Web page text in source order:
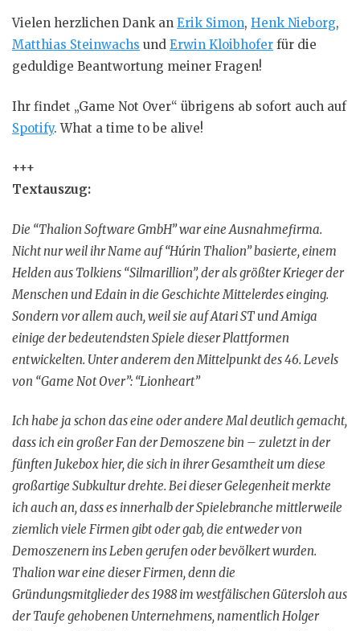
Vielen herzlichen Dank an Erik Simon, Henk Nieborg,
Matthias Steinwachs und Erwin Kloibhofer für die
geduldige Beantwortung meiner Fragen!
Ihr findet „Game Not Over“ übrigens ab sofort auch auf
Spotify. What a time to be alive!
+++
Textauszug:
Die “Thalion Software GmbH” war eine Ausnahmefirma.
Nicht nur weil ihr Name auf “Húrin Thalion” basierte, einem
Helden aus Tolkiens “Silmarillion”, der als größter Krieger der
Menschen und Edain in die Geschichte Mittelerdes einging.
Sondern vor allem auch, weil sie auf Atari ST und Amiga
einige der bedeutendsten Spiele dieser Plattformen
entwickelten. Unter anderem den Mittelpunkt des 46. Levels
von “Game Not Over”: “Lionheart”
Ich habe ja schon das eine oder andere Mal deutlich gemacht,
dass ich ein großer Fan der Demoszene bin – zuletzt in der
fünften Jukebox hier, die sich in ihrer Gesamtheit um diese
großartige Subkultur drehte. Bei dieser Gelegenheit merkte
ich auch an, dass es innerhalb der Spielebranche mittlerweile
ziemlich viele Firmen gibt oder gab, die entweder von
Demoszenern ins Leben gerufen oder bevölkert wurden.
Thalion war eine dieser Firmen, denn die
Gründungsmitglieder des 1988 im westfälischen Gütersloh aus
der Taufe gehobenen Unternehmens, namentlich Holger